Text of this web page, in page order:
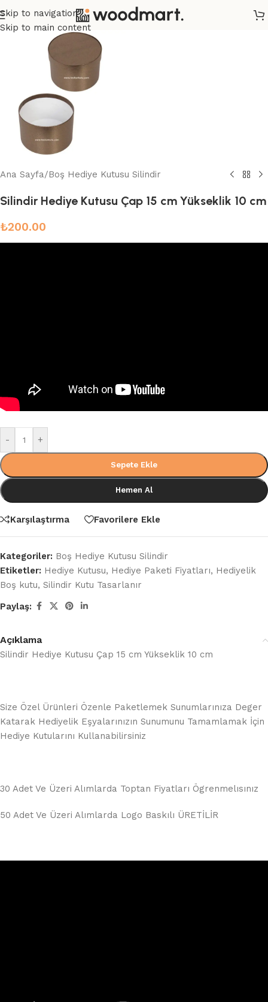
Skip to navigation
Skip to main content
Ana Sayfa/Boş Hediye Kutusu Silindir
Silindir Hediye Kutusu Çap 15 cm Yükseklik 10 cm
₺200.00
- +
Sepete Ekle
Hemen Al
Karşılaştırma Favorilere Ekle
Kategoriler: Boş Hediye Kutusu Silindir
Etiketler: Hediye Kutusu, Hediye Paketi Fiyatları, Hediyelik
Boş kutu, Silindir Kutu Tasarlanır
Paylaş:
Açıklama
Silindir Hediye Kutusu Çap 15 cm Yükseklik 10 cm
Size Özel Ürünleri Özenle Paketlemek Sunumlarınıza Deger
Katarak Hediyelik Eşyalarınızın Sunumunu Tamamlamak İçin
Hediye Kutularını Kullanabilirsiniz
30 Adet Ve Üzeri Alımlarda Toptan Fiyatları Ögrenmelısınız
50 Adet Ve Üzeri Alımlarda Logo Baskılı ÜRETİLİR